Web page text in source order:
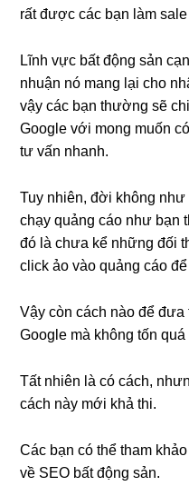
rất được các bạn làm
Lĩnh vực bất động sản
nhuận nó mang lại cho
vậy các bạn thường sẽ
Google với mong muốn
tư vấn nhanh.
Tuy nhiên, đời không
chạy quảng cáo như bạn
đó là chưa kể những đối
click ảo vào quảng cáo
Vậy còn cách nào để
Google mà không tốn
Tất nhiên là có cách,
cách này mới khả thi.
Các bạn có thể tham
về SEO bất động sản.